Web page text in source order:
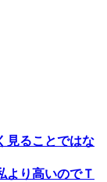
見ることではな
より高いのでＴ